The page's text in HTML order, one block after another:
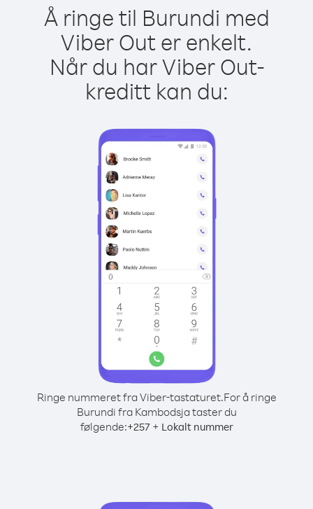
Å ringe til Burundi med
Viber Out er enkelt.
Når du har Viber Out-
kreditt kan du:
Ringe nummeret fra Viber-tastaturet.For å ringe
Burundi fra Kambodsja taster du
følgende:+257+ Lokalt nummer